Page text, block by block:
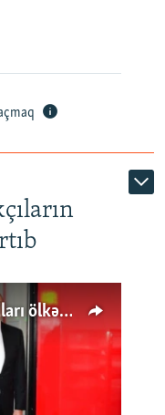
Ard-arda açılan dərman zavodları ölkənin tələbatını ödəyirmi?
available